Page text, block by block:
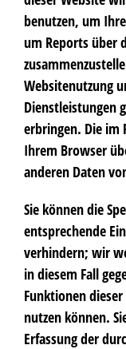
benutzen, um
um Reports über
Websitenutzung
Dienstleistungen
erbringen. Die im
Ihrem Browser
anderen Daten
Sie können die
entsprechende
verhindern; wir
in diesem Fall
Funktionen
nutzen können.
Erfassung der